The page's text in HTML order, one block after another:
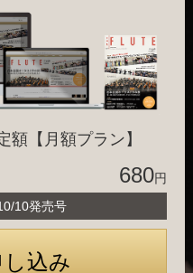
額【月額プラン】
680円
10発売号